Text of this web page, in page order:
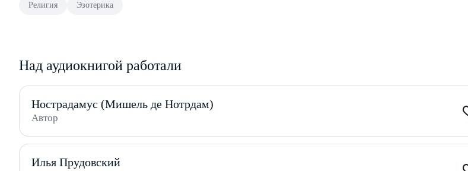
Религия Эзотерика
Над аудиокнигой работали
Нострадамус (Мишель де Нотрдам)
Автор
Илья Прудовский